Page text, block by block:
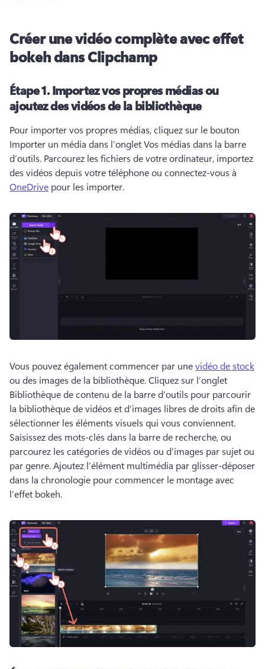
Créer une vidéo complète avec effet
bokeh dans Clipchamp
Étape 1.Importez vos propres médias ou
ajoutez des vidéos de la bibliothèque
Pour importer vos propres médias, cliquez sur le bouton
Importer un média dans l’onglet Vos médias dans la barre
d’outils. Parcourez les fichiers de votre ordinateur, importez
des vidéos depuis votre téléphone ou connectez-vous à
OneDrive pour les importer.
Vous pouvez également commencer par une vidéo de stock
ou des images de la bibliothèque. Cliquez sur l’onglet
Bibliothèque de contenu de la barre d’outils pour parcourir
la bibliothèque de vidéos et d’images libres de droits afin de
Saisissez des mots-clés dans la barre de recherche, ou
parcourez les catégories de vidéos ou d’images par sujet ou
par genre. Ajoutez l’élément multimédia par glisser-déposer
dans la chronologie pour commencer le montage avec
l’effet bokeh.